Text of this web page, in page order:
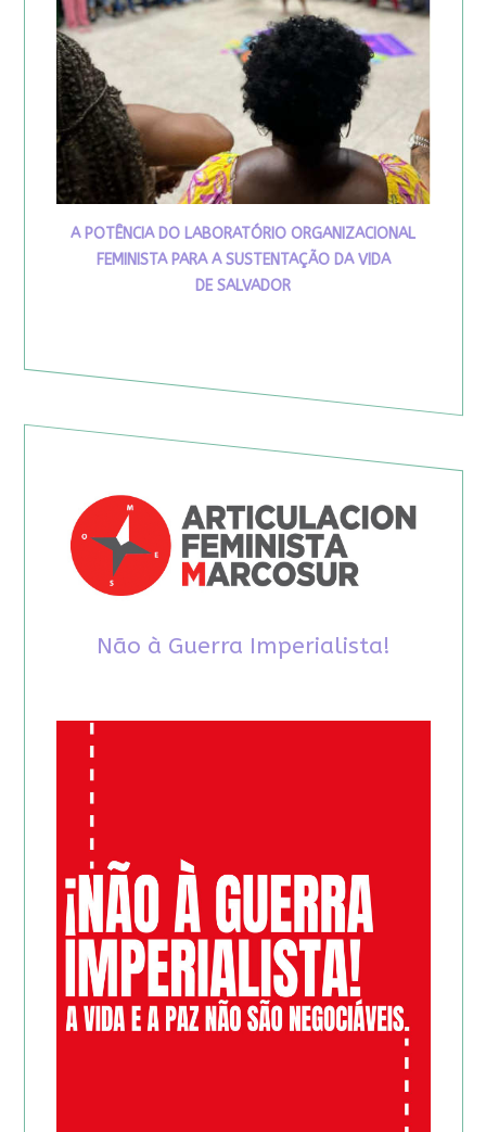
A POTÊNCIA DO LABORATÓRIO ORGANIZACIONAL
FEMINISTA PARA A SUSTENTAÇÃO DA VIDA
DE SALVADOR
Não à Guerra Imperialista!